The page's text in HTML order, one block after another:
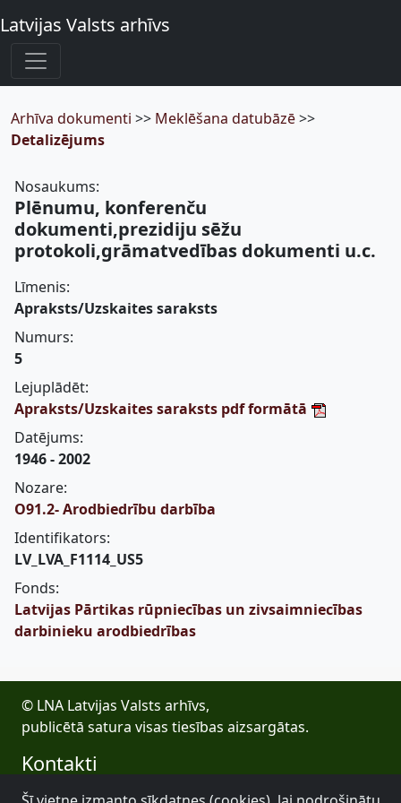
Latvijas Valsts arhīvs
Arhīva dokumenti >> Meklēšana datubāzē>>
Detalizējums
Nosaukums:
Plēnumu, konferenču
dokumenti,prezidiju sēžu
protokoli,grāmatvedības dokumenti u.c.
Līmenis:
Apraksts/Uzskaites saraksts
Numurs:
5
Lejuplādēt:
Apraksts/Uzskaites saraksts pdf formātā
Datējums:
1946 - 2002
Nozare:
O91.2- Arodbiedrību darbība
Identifikators:
LV_LVA_F1114_US5
Fonds:
Latvijas Pārtikas rūpniecības un zivsaimniecības
darbinieku arodbiedrības
© LNA Latvijas Valsts arhīvs,
publicētā satura visas tiesības aizsargātas.
Kontakti
E-pasts: lva@arhivi.gov.lv